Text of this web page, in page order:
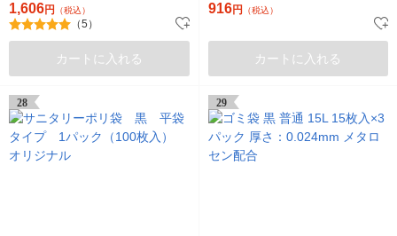
1,606円 （税込）
（5）
カートに入れる
パック
916円 （税込）
カートに入れる
28 29